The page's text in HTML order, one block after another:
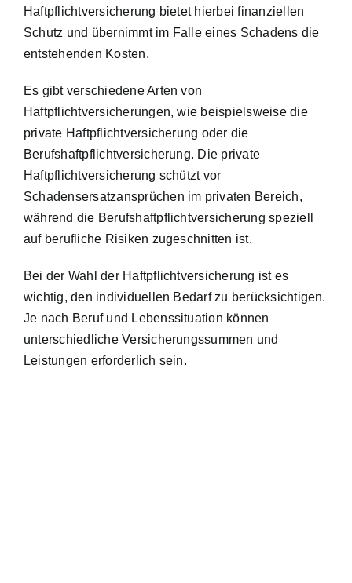
Haftpflichtversicherung bietet hierbei finanziellen
Schutz und übernimmt im Falle eines Schadens die
entstehenden Kosten.
Es gibt verschiedene Arten von
Haftpflichtversicherungen, wie beispielsweise die
private Haftpflichtversicherung oder die
Berufshaftpflichtversicherung. Die private
Haftpflichtversicherung schützt vor
Schadensersatzansprüchen im privaten Bereich,
während die Berufshaftpflichtversicherung speziell
auf berufliche Risiken zugeschnitten ist.
Bei der Wahl der Haftpflichtversicherung ist es
wichtig, den individuellen Bedarf zu berücksichtigen.
Je nach Beruf und Lebenssituation können
unterschiedliche Versicherungssummen und
Leistungen erforderlich sein.